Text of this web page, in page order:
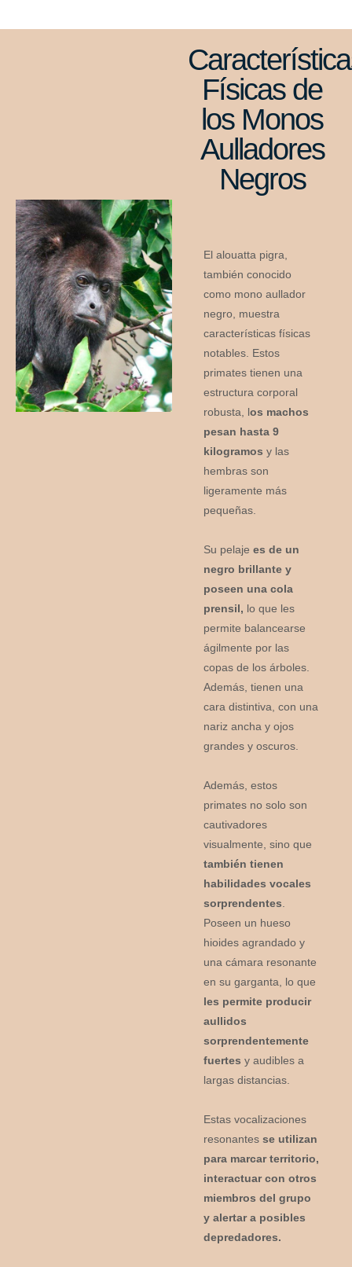
Físicas de
los Monos
Aulladores
Negros
El alouatta pigra,
también conocido
como mono aullador
negro, muestra
características físicas
notables. Estos
primates tienen una
estructura corporal
robusta, los machos
pesan hasta 9
kilogramos y las
hembras son
ligeramente más
pequeñas.
Su pelajees de un
negro brillante y
poseen una cola
prensil, lo que les
permite balancearse
ágilmente por las
copas de los árboles.
Además, tienen una
cara distintiva, con una
nariz ancha y ojos
grandes y oscuros.
Además, estos
primates no solo son
cautivadores
visualmente, sino que
también tienen
habilidades vocales
sorprendentes
Poseen un hueso
hioides agrandado y
una cámara resonante
en su garganta, lo que
les permite producir
aullidos
sorprendentemente
fuertes y audibles a
largas distancias.
Estas vocalizaciones
resonantes se utilizan
para marcar territorio,
interactuar con otros
miembros del grupo
y alertar a posibles
depredadores.